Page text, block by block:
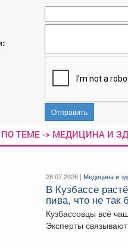
Отправить
ТЕМЕ -> МЕДИЦИНА И
26.07.2026 | Медицина и
В Кузбассе
пива, что не так
Кузбассовцы всё
Эксперты